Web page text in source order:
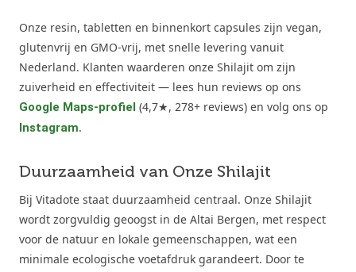
Onze resin, tabletten en binnenkort capsules zijn vegan,
glutenvrij en GMO-vrij, met snelle levering vanuit
Nederland. Klanten waarderen onze Shilajit om zijn
zuiverheid en effectiviteit — lees hun reviews op ons
Google Maps-profiel (4,7★, 278+ reviews) en volg ons op
Instagram.
Duurzaamheid van Onze Shilajit
Bij Vitadote staat duurzaamheid centraal. Onze Shilajit
wordt zorgvuldig geoogst in de Altai Bergen, met respect
voor de natuur en lokale gemeenschappen, wat een
minimale ecologische voetafdruk garandeert. Door te